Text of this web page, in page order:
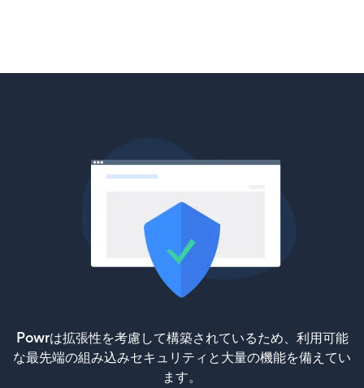
Powrは拡張性を考慮して構築されているため、利用可能
な最先端の組み込みセキュリティと大量の機能を備えてい
ます。